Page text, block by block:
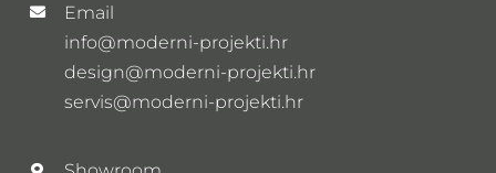
Email
info@moderni-projekti.hr
design@moderni-projekti.hr
servis@moderni-projekti.hr